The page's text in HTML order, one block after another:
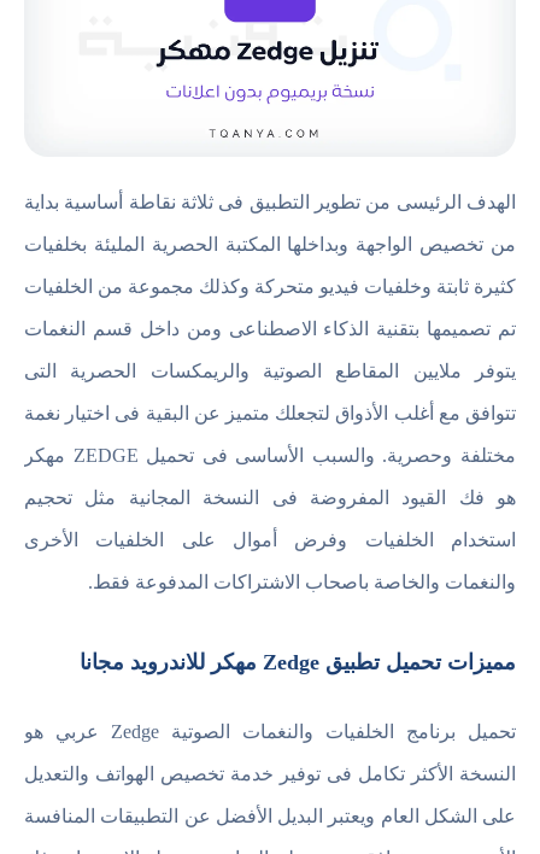
الهدف الرئيسى من تطوير التطبيق فى ثلاثة نقاطة أساسية بداية
من تخصيص الواجهة وبداخلها المكتبة الحصرية المليئة بخلفيات
كثيرة ثابتة وخلفيات فيديو متحركة وكذلك مجموعة من الخلفيات
تم تصميمها بتقنية الذكاء الاصطناعى ومن داخل قسم النغمات
يتوفر ملايين المقاطع الصوتية والريمكسات الحصرية التى
تتوافق مع أغلب الأذواق لتجعلك متميز عن البقية فى اختيار نغمة
مختلفة وحصرية. والسبب الأساسى فى تحميل ZEDGE مهكر
هو فك القيود المفروضة فى النسخة المجانية مثل تحجيم
استخدام الخلفيات وفرض أموال على الخلفيات الأخرى
والنغمات والخاصة باصحاب الاشتراكات المدفوعة فقط.
مميزات تحميل تطبيق Zedge مهكر للاندرويد مجانا
تحميل برنامج الخلفيات والنغمات الصوتية Zedge عربي هو
النسخة الأكثر تكامل فى توفير خدمة تخصيص الهواتف والتعديل
على الشكل العام ويعتبر البديل الأفضل عن التطبيقات المنافسة